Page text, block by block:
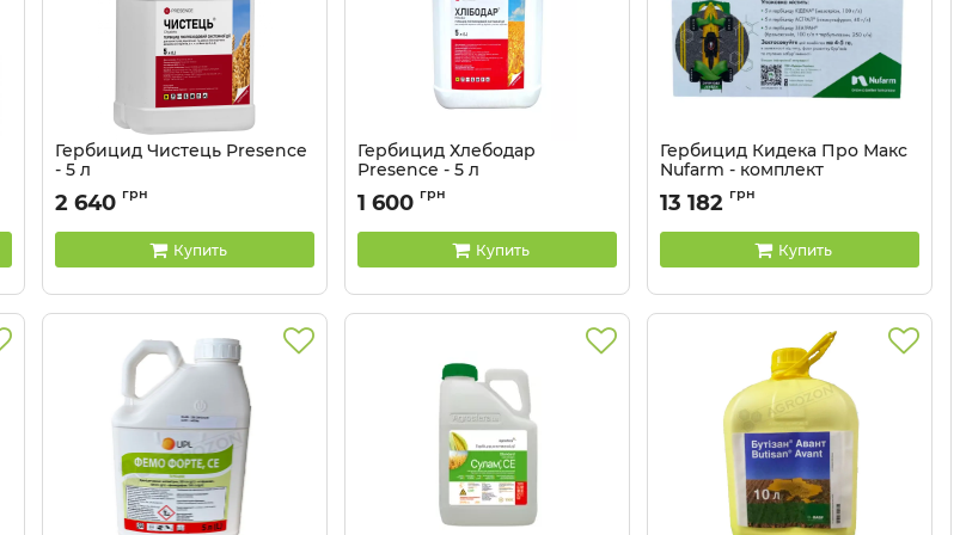
Гербицид Чистець Presence
- 5 л
2 640 грн
Купить
Гербицид Хлебодар
Presence - 5 л
1 600 грн
Купить
Гербицид Кидека Про Макс
Nufarm - комплект
Артикул: 11020012
13 182 грн
Купить